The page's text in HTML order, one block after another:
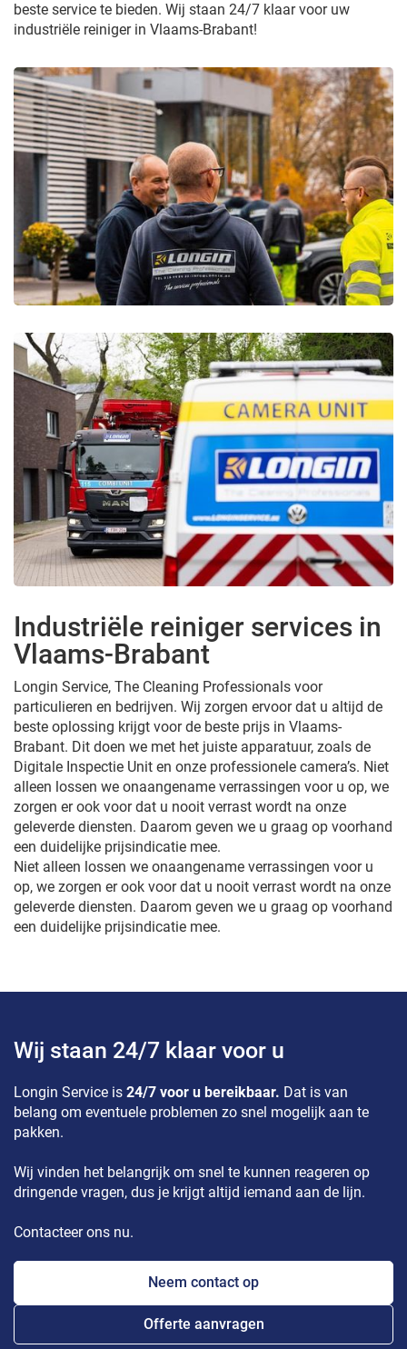
beste service te bieden. Wij staan 24/7 klaar voor uw
industriële reiniger in Vlaams-Brabant!
Industriële reiniger services in
Vlaams-Brabant
Longin Service, The Cleaning Professionals voor
particulieren en bedrijven. Wij zorgen ervoor dat u altijd de
beste oplossing krijgt voor de beste prijs in Vlaams-
Brabant. Dit doen we met het juiste apparatuur, zoals de
Digitale Inspectie Unit en onze professionele camera’s. Niet
alleen lossen we onaangename verrassingen voor u op, we
zorgen er ook voor dat u nooit verrast wordt na onze
geleverde diensten. Daarom geven we u graag op voorhand
een duidelijke prijsindicatie mee.
Niet alleen lossen we onaangename verrassingen voor u
op, we zorgen er ook voor dat u nooit verrast wordt na onze
geleverde diensten. Daarom geven we u graag op voorhand
een duidelijke prijsindicatie mee.
Wij staan 24/7 klaar voor u
Longin Service is 24/7 voor u bereikbaar. Dat is van
belang om eventuele problemen zo snel mogelijk aan te
pakken.
Wij vinden het belangrijk om snel te kunnen reageren op
dringende vragen, dus je krijgt altijd iemand aan de lijn.
Contacteer ons nu.
Neem contact op
Offerte aanvragen